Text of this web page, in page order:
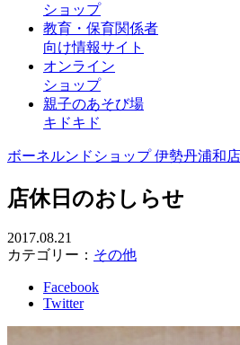
ショップ
教育・保育関係者
向け情報サイト
オンライン
ショップ
親子のあそび場
キドキド
ボーネルンドショップ 伊勢丹浦和
店休日のおしらせ
2017.08.21
カテゴリー： その他
Facebook
Twitter